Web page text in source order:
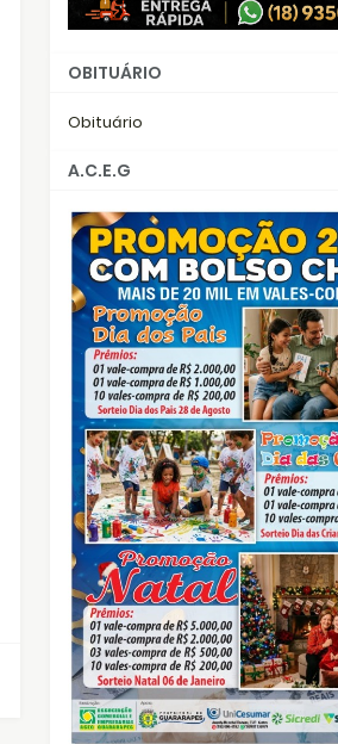
OBITUÁRIO
Obituário
A.C.E.G